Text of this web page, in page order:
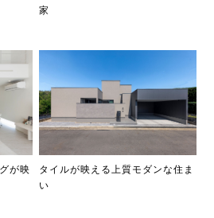
家
が映
タイルが映える上質モダンな住ま
い